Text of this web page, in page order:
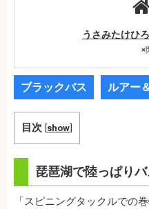
うさみたけひ
×
ブラックバス ルアー
目次 [show]
琵琶湖で陸っぱりバ
「スピニングタックルでの